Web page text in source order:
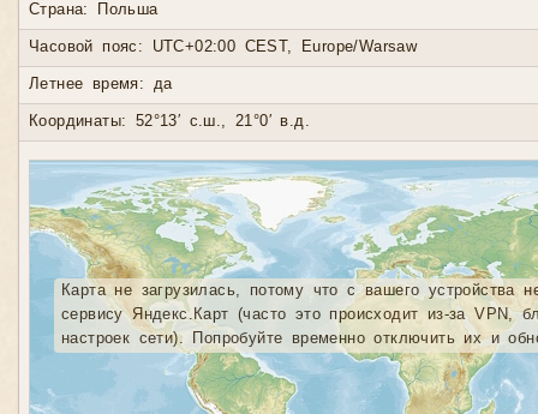
Страна: Польша
Часовой пояс: UTC+02:00 CEST, Europe/Warsaw
Летнее время: да
Координаты: 52°13′ с.ш., 21°0′ в.д.
Карта не загрузилась, потому что с вашего устройства
сервису Яндекс.Карт (часто это происходит из-за VPN,
настроек сети). Попробуйте временно отключить их и